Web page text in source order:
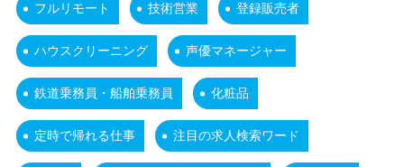
フルリモート 技術営業 登録販売者
ハウスクリーニング 声優マネージャー
鉄道乗務員・船舶乗務員 化粧品
定時で帰れる仕事 注目の求人検索ワード